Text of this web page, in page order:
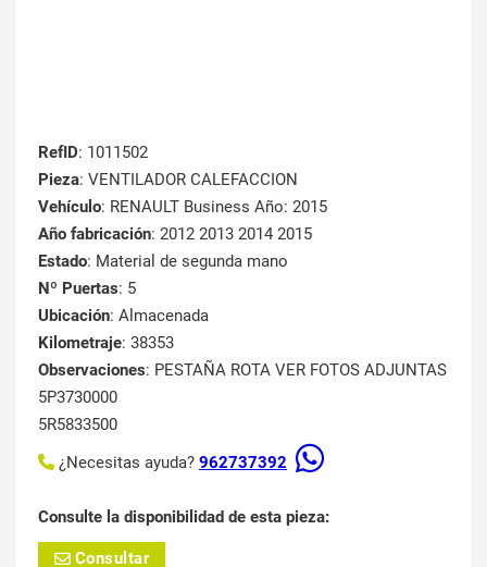
RefID: 1011502
Pieza: VENTILADOR CALEFACCION
Vehículo: RENAULT Business Año: 2015
Año fabricación: 2012 2013 2014 2015
Estado: Material de segunda mano
Nº Puertas: 5
Ubicación: Almacenada
Kilometraje: 38353
Observaciones: PESTAÑA ROTA VER FOTOS ADJUNTAS
5P3730000
5R5833500
¿Necesitas ayuda? 962737392
Consulte la disponibilidad de esta pieza:
Consultar